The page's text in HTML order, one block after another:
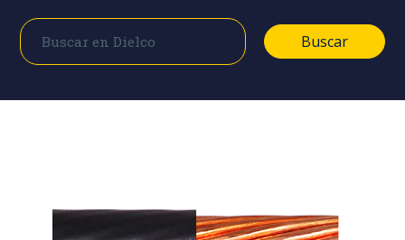
Buscar
Buscar